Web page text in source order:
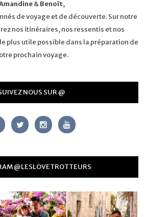
&Benoît,
de voyage et de découverte. Sur notre
nos itinéraires, nos ressentis et nos
plus utile possible dans la préparation de
prochain voyage.
NOUS SUR @
@LESLOVETROTTEURS